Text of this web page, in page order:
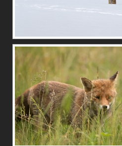
VENTE DE